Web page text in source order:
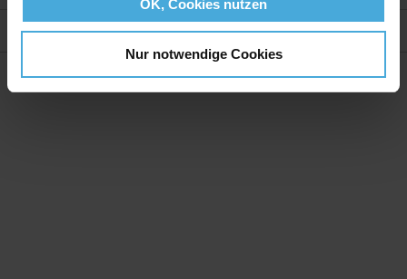
OK, Cookies nutzen
Nur notwendige Cookies
Bewertungen